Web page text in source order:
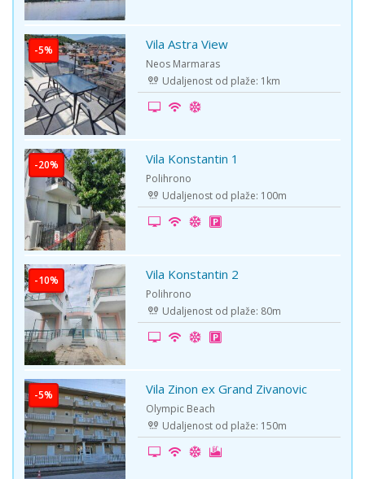
Vila Astra View
Neos Marmaras
Udaljenost od plaže: 1km
Vila Konstantin 1
Polihrono
Udaljenost od plaže: 100m
Vila Konstantin 2
Polihrono
Udaljenost od plaže: 80m
Vila Zinon ex Grand Zivanovic
Olympic Beach
Udaljenost od plaže: 150m